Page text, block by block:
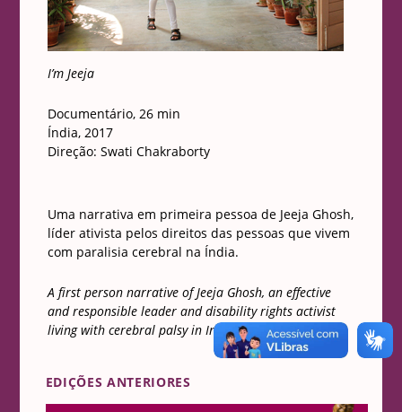
I’m Jeeja
Documentário, 26 min
Índia, 2017
Direção: Swati Chakraborty
Uma narrativa em primeira pessoa de Jeeja Ghosh,
líder ativista pelos direitos das pessoas que vivem
com paralisia cerebral na Índia.
A first person narrative of Jeeja Ghosh, an effective
and responsible leader and disability rights activist
living with cerebral palsy in India.
EDIÇÕES ANTERIORES